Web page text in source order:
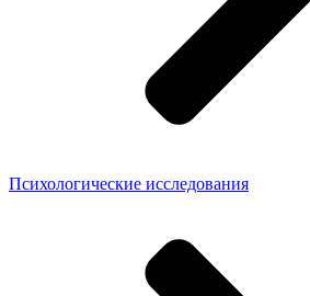
Психологические исследования